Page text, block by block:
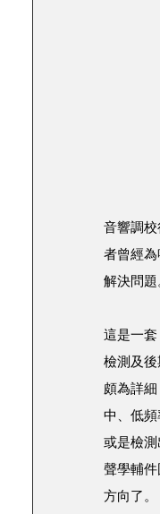
音響調
者曾經
解決問題
這是一套
檢測及
頗為詳
中、低
或是檢
聲學輔
方向了